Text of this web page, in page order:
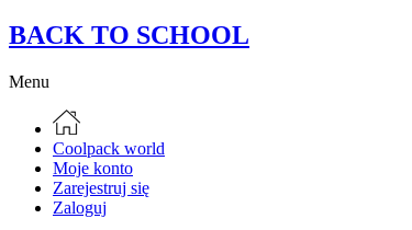
BACK TO SCHOOL
Menu
Coolpack world
Moje konto
Zarejestruj się
Zaloguj